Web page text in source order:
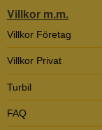
Villkor m.m.
Villkor Företag
Villkor Privat
Turbil
FAQ